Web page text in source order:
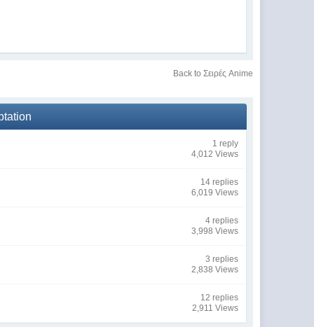
Back to Σειρές Anime
1 reply
4,012 Views
14 replies
6,019 Views
4 replies
3,998 Views
3 replies
2,838 Views
12 replies
2,911 Views